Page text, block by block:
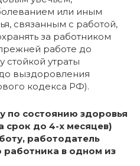
или иным
связанным с работой,
за работником
работе до
стойкой утраты
выздоровления
кодекса РФ).
по состоянию здоровья
срок до 4-х месяцев)
работодатель
работника в одном из